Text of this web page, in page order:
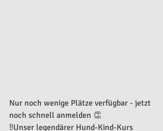
Nur noch wenige Plätze verfügbar - jetzt
noch schnell anmelden 👏
‼️Unser legendärer Hund-Kind-Kurs